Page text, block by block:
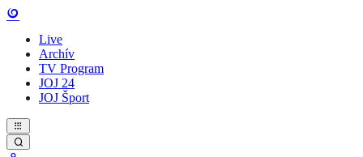
Live
Archív
TV Program
JOJ 24
JOJ Šport